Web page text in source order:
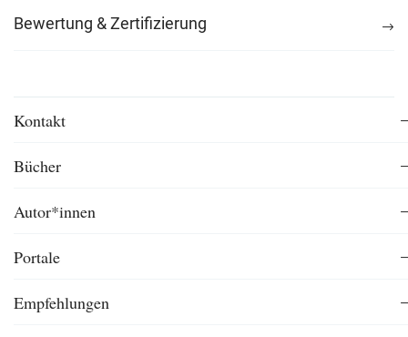
Bewertung & Zertifizierung
Kontakt
Bücher
Autor*innen
Portale
Empfehlungen